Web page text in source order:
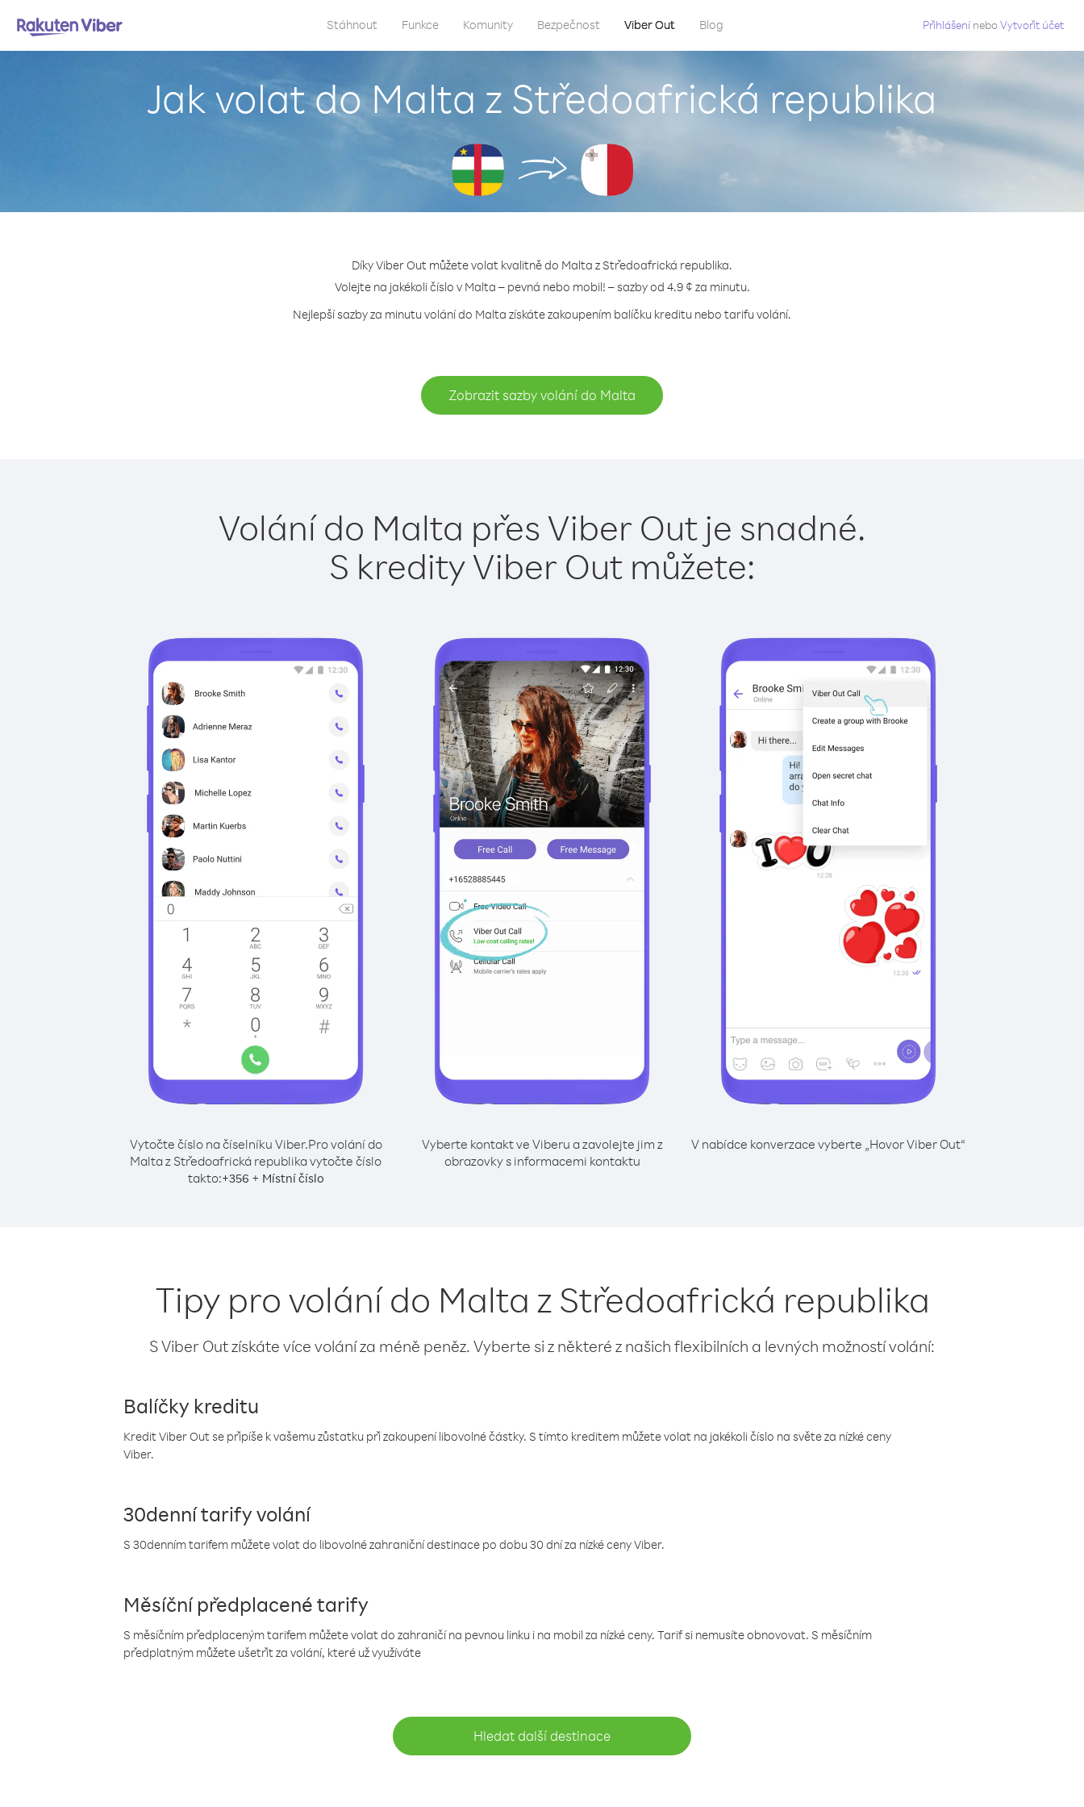
Stáhnout Funkce Komunity Bezpečnost Viber Out Blog Přihlášení neboVytvořit účet
Jak volat do Malta z Středoafrická republika
Díky Viber Out můžete volat kvalitně do Malta z Středoafrická republika.
Volejte na jakékoli číslo v Malta – pevná nebo mobil! – sazby od 4.9 ¢ za minutu.
Nejlepší sazby za minutu volání do Malta získáte zakoupením balíčku kreditu nebo tarifu volání.
Zobrazit sazby volání do Malta
Volání do Malta přes Viber Out je snadné.
S kredity Viber Out můžete:
Vytočte číslo na číselníku Viber.Pro volání do
Malta z Středoafrická republika vytočte číslo
takto:+356 + Místní číslo
Vyberte kontakt ve Viberu a zavolejte jim z
obrazovky s informacemi kontaktu
V nabídce konverzace vyberte „Hovor Viber Out“
Tipy pro volání do Malta z Středoafrická republika
S Viber Out získáte více volání za méně peněz. Vyberte si z některé z našich flexibilních a levných možností volání:
Balíčky kreditu
Kredit Viber Out se připíše k vašemu zůstatku při zakoupení libovolné částky. S tímto kreditem můžete volat na jakékoli číslo na světe za nízké ceny
Viber.
30denní tarify volání
S 30denním tarifem můžete volat do libovolné zahraniční destinace po dobu 30 dní za nízké ceny Viber.
Měsíční předplacené tarify
S měsíčním předplaceným tarifem můžete volat do zahraničí na pevnou linku i na mobil za nízké ceny. Tarif si nemusíte obnovovat. S měsíčním
předplatným můžete ušetřit za volání, které už využíváte
Hledat další destinace